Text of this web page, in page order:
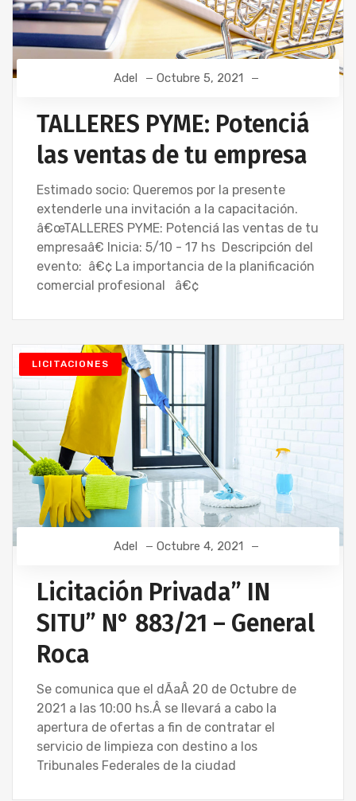
Adel Octubre 5, 2021
TALLERES PYME: Potenciá
las ventas de tu empresa
Estimado socio: Queremos por la presente
extenderle una invitación a la capacitación.
â€œTALLERES PYME: Potenciá las ventas de tu
empresaâ€ Inicia: 5/10 - 17 hs Descripción del
evento: â€¢ La importancia de la planificación
comercial profesional â€¢
LICITACIONES
Adel Octubre 4, 2021
Licitación Privada” IN
SITU” N° 883/21 – General
Roca
Se comunica que el dÃ­aÂ 20 de Octubre de
2021 a las 10:00 hs.Â se llevará a cabo la
apertura de ofertas a fin de contratar el
servicio de limpieza con destino a los
Tribunales Federales de la ciudad